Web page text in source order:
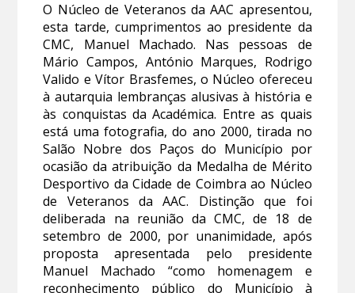
O Núcleo de Veteranos da AAC apresentou,
esta tarde, cumprimentos ao presidente da
CMC, Manuel Machado. Nas pessoas de
Mário Campos, António Marques, Rodrigo
Valido e Vítor Brasfemes, o Núcleo ofereceu
à autarquia lembranças alusivas à história e
às conquistas da Académica. Entre as quais
está uma fotografia, do ano 2000, tirada no
Salão Nobre dos Paços do Município por
ocasião da atribuição da Medalha de Mérito
Desportivo da Cidade de Coimbra ao Núcleo
de Veteranos da AAC. Distinção que foi
deliberada na reunião da CMC, de 18 de
setembro de 2000, por unanimidade, após
proposta apresentada pelo presidente
Manuel Machado “como homenagem e
reconhecimento público do Município à